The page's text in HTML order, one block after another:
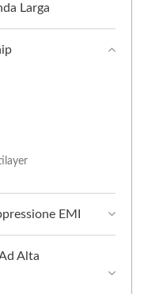
Larga
EMI
Alta